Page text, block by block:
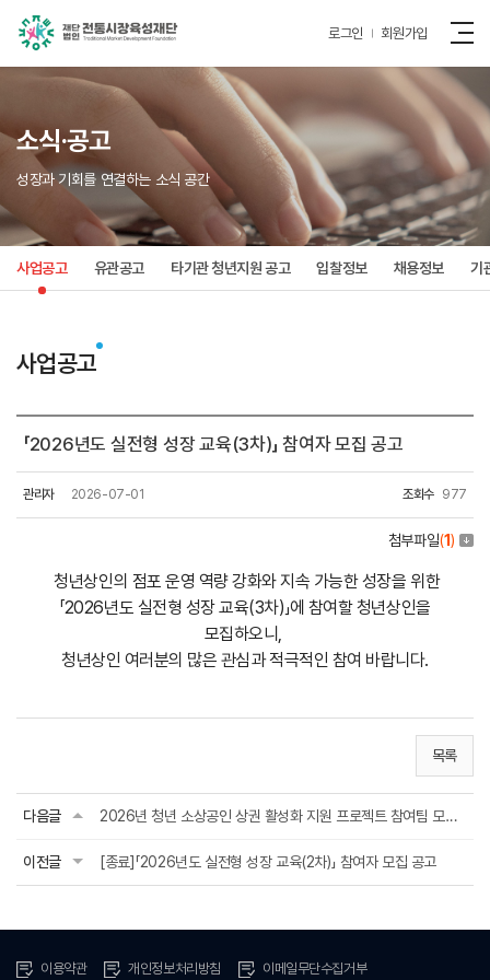
로그인 회원가입
소식·공고
성장과 기회를 연결하는 소식 공간
사업공고 유관공고 타기관 청년지원 공고 입찰정보 채용정보 기
사업공고
「2026년도 실전형 성장 교육(3차)」 참여자 모집 공고
관리자 2026-07-01 조회수 977
첨부파일(1)
청년상인의 점포 운영 역량 강화와 지속 가능한 성장을 위한
「2026년도 실전형 성장 교육(3차)」에 참여할 청년상인을
모집하오니,
청년상인 여러분의 많은 관심과 적극적인 참여 바랍니다.
목록
다음글 2026년 청년 소상공인 상권 활성화 지원 프로젝트 참여팀 모집 공고
이전글 [종료]「2026년도 실전형 성장 교육(2차)」 참여자 모집 공고
이용약관 개인정보처리방침 이메일무단수집거부